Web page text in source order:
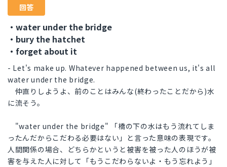
回答
・water under the bridge
・bury the hatchet
・forget about it
- Let's make up. Whatever happened between us, it's all
water under the bridge.
仲直りしようよ、前のことはみんな(終わったことだから)水
に流そう。
"water under the bridge" 「橋の下の水はもう流れてしま
ったんだからこだわる必要はない」と言った意味の表現です。
人間関係の場合、どちらかというと被害を被った人のほうが被
害を与えた人に対して「もうこだわらないよ・もう忘れよう」